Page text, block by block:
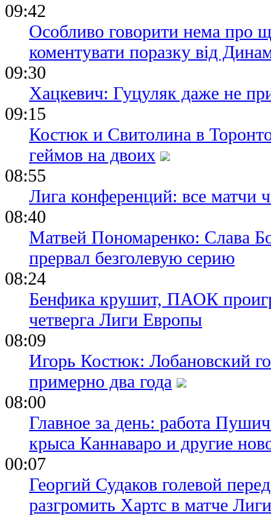
09:42
Особливо говорити нема про
коментувати поразку від
09:30
Хацкевич: Гуцуляк даже не
09:15
Костюк и Свитолина в
геймов на двоих
08:55
Лига конференций: все матчи
08:40
Матвей Пономаренко: Слава
прервал безголевую серию
08:24
Бенфика крушит, ПАОК
четверга Лиги Европы
08:09
Игорь Костюк: Лобановский
примерно два года
08:00
Главное за день: работа
крыса Каннаваро и другие
00:07
Георгий Судаков голевой
разгромить Хартс в матче